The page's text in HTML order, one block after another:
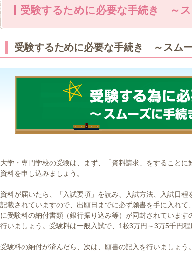
受験するために必要な手続き ～
受験するために必要な手続き ～スム
大学・専門学校の受験は、まず、「資料請求」をすることに
資料を申し込みましょう。
資料が届いたら、「入試要項」を読み、入試方法、入試日
記載されていますので、出願日までに必ず願書を手に入れ
に受験料の納付書類（銀行振り込み等）が同封されていま
行いましょう。受験料は一般入試で、1校3万円～3万5千円程
受験料の納付が済んだら、次は、願書の記入を行いましょ